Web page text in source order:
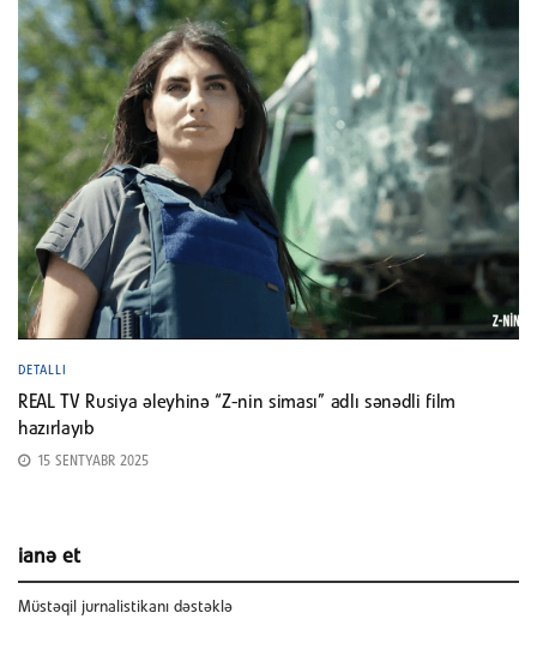
DETALLI
REAL TV Rusiya əleyhinə “Z-nin siması” adlı sənədli film
hazırlayıb
15 SENTYABR 2025
ianə et
Müstəqil jurnalistikanı dəstəklə